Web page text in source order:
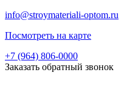
info@stroymateriali-optom.ru
Посмотреть на карте
+7 (964) 806-0000
Заказать обратный звонок